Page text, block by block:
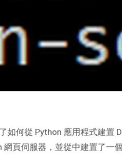
如何從 Python 應用程式建置
網頁伺服器，並從中建置了一